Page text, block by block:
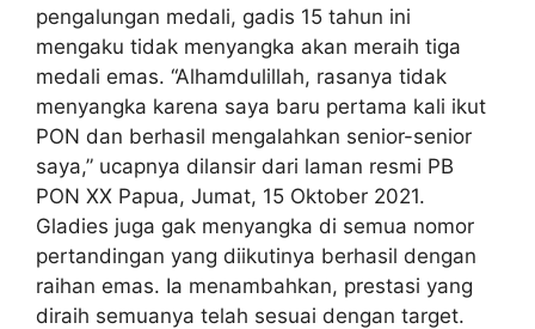
pengalungan medali, gadis 15 tahun ini
mengaku tidak menyangka akan meraih tiga
medali emas. “Alhamdulillah, rasanya tidak
menyangka karena saya baru pertama kali ikut
PON dan berhasil mengalahkan senior-senior
saya,” ucapnya dilansir dari laman resmi PB
PON XX Papua, Jumat, 15 Oktober 2021.
Gladies juga gak menyangka di semua nomor
pertandingan yang diikutinya berhasil dengan
raihan emas. Ia menambahkan, prestasi yang
diraih semuanya telah sesuai dengan target.